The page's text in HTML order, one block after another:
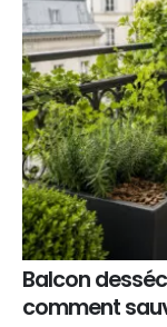
Balcon
comment